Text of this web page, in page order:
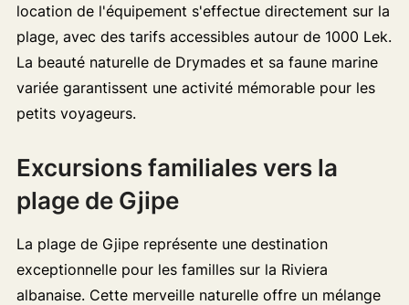
location de l'équipement s'effectue directement sur la
plage, avec des tarifs accessibles autour de 1000 Lek.
La beauté naturelle de Drymades et sa faune marine
variée garantissent une activité mémorable pour les
petits voyageurs.
Excursions familiales vers la
plage de Gjipe
La plage de Gjipe représente une destination
exceptionnelle pour les familles sur la Riviera
albanaise. Cette merveille naturelle offre un mélange